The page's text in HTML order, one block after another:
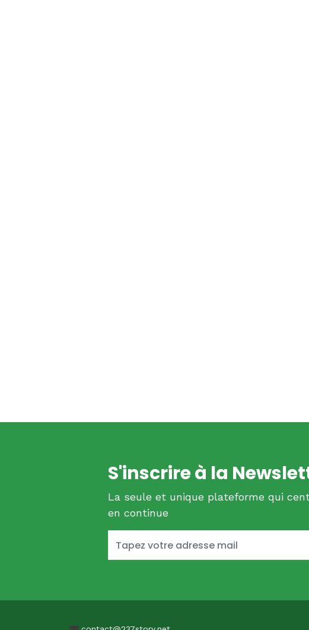
S'inscrire à la
La seule et unique plateforme qui
en continue